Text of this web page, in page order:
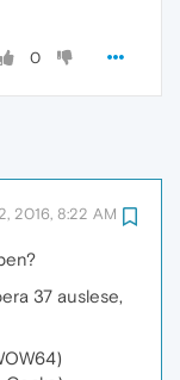
0
2016, 8:22 AM
37 auslese,